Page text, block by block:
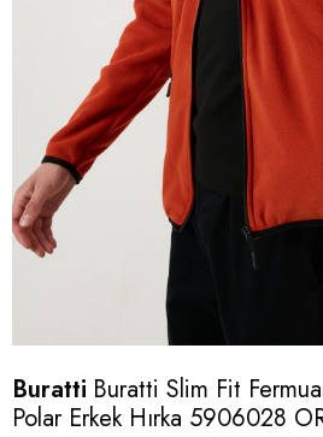
Buratti Buratti Slim Fit
Polar Erkek Hırka 5906028